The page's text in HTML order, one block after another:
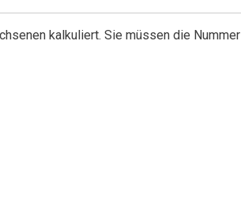
kalkuliert. Sie müssen die Nummer